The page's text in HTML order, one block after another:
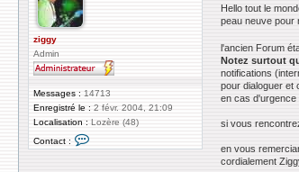
ziggy
Admin
Messages : 14713
Enregistré le : 2 févr. 2004, 21:09
Localisation : Lozère (48)
Contact :
s
s
e
Hello tout le
peau neuve pour
l'ancien Forum
Notez surtout
notifications
pour dialoguer et
en cas d'urgence
si vous
en vous
cordialement